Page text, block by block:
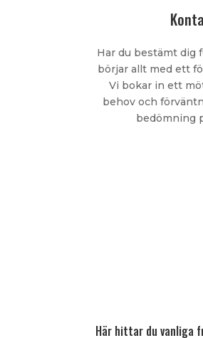
Har du bestämt dig
börjar allt med ett
Vi bokar in ett
behov och
bedömning
Här hittar du vanliga